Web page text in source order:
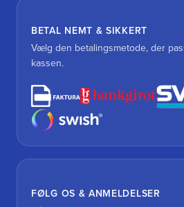
BETAL NEMT & SIKKERT
Vælg den betalingsmetode, der
kassen.
FØLG OS & ANMELDELSER